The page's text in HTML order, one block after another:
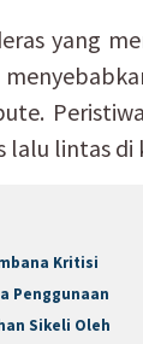
yang
lalu lintas di
Kritisi
Penggunaan
Sikeli Oleh